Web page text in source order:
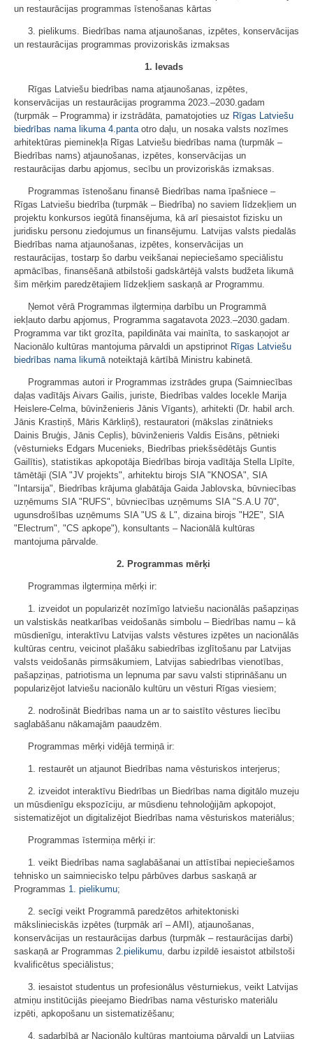
un restaurācijas programmas īstenošanas kārtas
3. pielikums. Biedrības nama atjaunošanas, izpētes, konservācijas
un restaurācijas programmas provizoriskās izmaksas
1. Ievads
Rīgas Latviešu biedrības nama atjaunošanas, izpētes,
konservācijas un restaurācijas programma 2023.–2030.gadam
(turpmāk – Programma) ir izstrādāta, pamatojoties uz Rīgas Latviešu
biedrības nama likuma 4.pantaotro daļu, un nosaka valsts nozīmes
arhitektūras pieminekļa Rīgas Latviešu biedrības nama (turpmāk –
Biedrības nams) atjaunošanas, izpētes, konservācijas un
restaurācijas darbu apjomus, secību un provizoriskās izmaksas.
Programmas īstenošanu finansē Biedrības nama īpašniece –
Rīgas Latviešu biedrība (turpmāk – Biedrība) no saviem līdzekļiem un
projektu konkursos iegūtā finansējuma, kā arī piesaistot fizisku un
juridisku personu ziedojumus un finansējumu. Latvijas valsts piedalās
Biedrības nama atjaunošanas, izpētes, konservācijas un
restaurācijas, tostarp šo darbu veikšanai nepieciešamo speciālistu
apmācības, finansēšanā atbilstoši gadskārtējā valsts budžeta likumā
šim mērķim paredzētajiem līdzekļiem saskaņā ar Programmu.
Ņemot vērā Programmas ilgtermiņa darbību un Programmā
iekļauto darbu apjomus, Programma sagatavota 2023.–2030.gadam.
Programma var tikt grozīta, papildināta vai mainīta, to saskaņojot ar
Nacionālo kultūras mantojuma pārvaldi un apstiprinot Rīgas Latviešu
biedrības nama likumānoteiktajā kārtībā Ministru kabinetā.
Programmas autori ir Programmas izstrādes grupa (Saimniecības
daļas vadītājs Aivars Gailis, juriste, Biedrības valdes locekle Marija
Heislere-Celma, būvinženieris Jānis Vīgants), arhitekti (Dr. habil arch.
Jānis Krastiņš, Māris Kārkliņš), restauratori (mākslas zinātnieks
Dainis Bruģis, Jānis Ceplis), būvinženieris Valdis Eisāns, pētnieki
(vēsturnieks Edgars Mucenieks, Biedrības priekšsēdētājs Guntis
Gailītis), statistikas apkopotāja Biedrības biroja vadītāja Stella Līpīte,
tāmētāji (SIA "JV projekts", arhitektu birojs SIA "KNOSA", SIA
"Intarsija", Biedrības krājuma glabātāja Gaida Jablovska, būvniecības
uzņēmums SIA "RUFS", būvniecības uzņēmums SIA "S.A.U 70",
ugunsdrošības uzņēmums SIA "US & L", dizaina birojs "H2E", SIA
"Electrum", "CS apkope"), konsultants – Nacionālā kultūras
mantojuma pārvalde.
2. Programmas mērķi
Programmas ilgtermiņa mērķi ir:
1. izveidot un popularizēt nozīmīgo latviešu nacionālās pašapziņas
un valstiskās neatkarības veidošanās simbolu – Biedrības namu – kā
mūsdienīgu, interaktīvu Latvijas valsts vēstures izpētes un nacionālās
kultūras centru, veicinot plašāku sabiedrības izglītošanu par Latvijas
valsts veidošanās pirmsākumiem, Latvijas sabiedrības vienotības,
pašapziņas, patriotisma un lepnuma par savu valsti stiprināšanu un
popularizējot latviešu nacionālo kultūru un vēsturi Rīgas viesiem;
2. nodrošināt Biedrības nama un ar to saistīto vēstures liecību
saglabāšanu nākamajām paaudzēm.
Programmas mērķi vidējā termiņā ir:
1. restaurēt un atjaunot Biedrības nama vēsturiskos interjerus;
2. izveidot interaktīvu Biedrības un Biedrības nama digitālo muzeju
un mūsdienīgu ekspozīciju, ar mūsdienu tehnoloģijām apkopojot,
sistematizējot un digitalizējot Biedrības nama vēsturiskos materiālus;
Programmas īstermiņa mērķi ir:
1. veikt Biedrības nama saglabāšanai un attīstībai nepieciešamos
tehnisko un saimniecisko telpu pārbūves darbus saskaņā ar
Programmas 1. pielikumu;
2. secīgi veikt Programmā paredzētos arhitektoniski
mākslinieciskās izpētes (turpmāk arī – AMI), atjaunošanas,
konservācijas un restaurācijas darbus (turpmāk – restaurācijas darbi)
saskaņā ar Programmas 2.pielikumu, darbu izpildē iesaistot atbilstoši
kvalificētus speciālistus;
3. iesaistot studentus un profesionālus vēsturniekus, veikt Latvijas
atmiņu institūcijās pieejamo Biedrības nama vēsturisko materiālu
izpēti, apkopošanu un sistematizēšanu;
4. sadarbībā ar Nacionālo kultūras mantojuma pārvaldi un Latvijas